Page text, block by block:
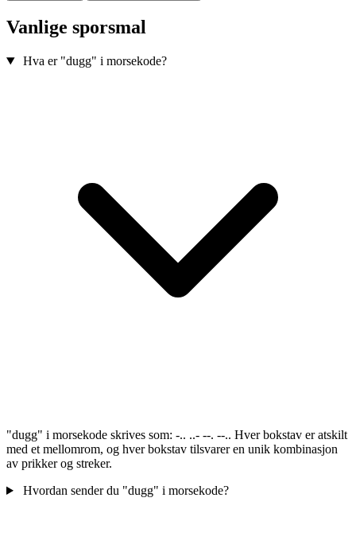
Vanlige sporsmal
Hva er "dugg" i morsekode?
"dugg" i morsekode skrives som: -.. ..- --. --.. Hver bokstav er atskilt
med et mellomrom, og hver bokstav tilsvarer en unik kombinasjon
av prikker og streker.
Hvordan sender du "dugg" i morsekode?